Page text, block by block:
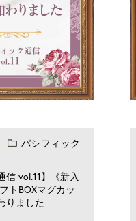
パシフィック
信 vol.11】《新入
トBOXマグカッ
りました